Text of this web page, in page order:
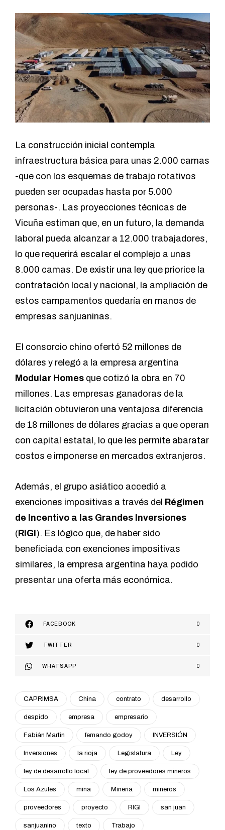
La construcción inicial contempla
infraestructura básica para unas 2.000 camas
-que con los esquemas de trabajo rotativos
pueden ser ocupadas hasta por 5.000
personas-. Las proyecciones técnicas de
Vicuña estiman que, en un futuro, la demanda
laboral pueda alcanzar a 12.000 trabajadores,
lo que requerirá escalar el complejo a unas
8.000 camas. De existir una ley que priorice la
contratación local y nacional, la ampliación de
estos campamentos quedaría en manos de
empresas sanjuaninas.
El consorcio chino ofertó 52 millones de
dólares y relegó a la empresa argentina
Modular Homes que cotizó la obra en 70
millones. Las empresas ganadoras de la
licitación obtuvieron una ventajosa diferencia
de 18 millones de dólares gracias a que operan
con capital estatal, lo que les permite abaratar
costos e imponerse en mercados extranjeros.
Además, el grupo asiático accedió a
exenciones impositivas a través del Régimen
de Incentivo a las Grandes Inversiones
( RIGI ). Es lógico que, de haber sido
beneficiada con exenciones impositivas
similares, la empresa argentina haya podido
presentar una oferta más económica.
FACEBOOK 0
TWITTER 0
WHATSAPP 0
CAPRIMSA China contrato desarrollo
despido empresa empresario
Fabián Martin fernando godoy INVERSIÓN
Inversiones la rioja Legislatura Ley
ley de desarrollo local ley de proveedores mineros
Los Azules mina Mineria mineros
proveedores proyecto RIGI san juan
sanjuanino texto Trabajo